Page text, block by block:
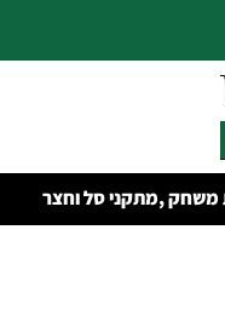
משחק ,מתקני סל וחצר